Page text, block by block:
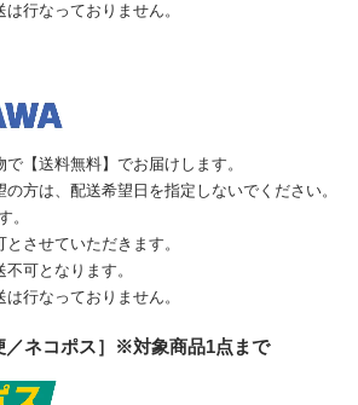
行なっておりません。
【送料無料】でお届けします。
方は、配送希望日を指定しないでください。
。
させていただきます。
可となります。
行なっておりません。
／ネコポス］※対象商品1点まで